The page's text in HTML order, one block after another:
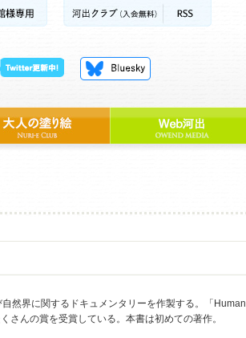
然界に関するドキュメンタリーを作製する。「Human
さんの賞を受賞している。本書は初めての著作。